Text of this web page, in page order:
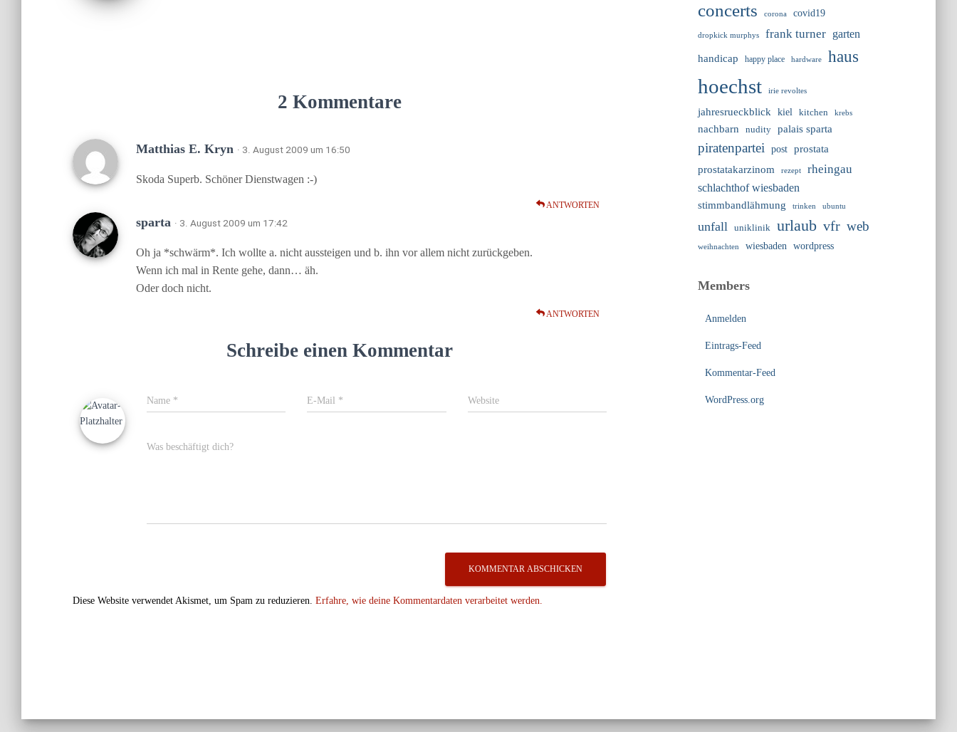
2 Kommentare
Matthias E. Kryn · 3. August 2009 um 16:50
Skoda Superb. Schöner Dienstwagen :-)
ANTWORTEN
sparta · 3. August 2009 um 17:42
Oh ja *schwärm*. Ich wollte a. nicht aussteigen und b. ihn vor allem nicht zurückgeben.
Wenn ich mal in Rente gehe, dann… äh.
Oder doch nicht.
ANTWORTEN
Schreibe einen Kommentar
Name * E-Mail * Website
Was beschäftigt dich?
Diese Website verwendet Akismet, um Spam zu reduzieren. Erfahre, wie deine Kommentardaten verarbeitet werden.
concerts
corona covid19
dropkick murphys frank turner
garten
handicap
happy place hardware haus
hoechst irie revoltes
jahresrueckblick kiel kitchen krebs
nachbarn nudity palais sparta
piratenpartei post
prostata
prostatakarzinom
rezept rheingau
schlachthof wiesbaden
stimmbandlähmung trinken ubuntu
unfall uniklinik urlaub vfr web
weihnachten wiesbaden wordpress
Members
Anmelden
Eintrags-Feed
Kommentar-Feed
WordPress.org